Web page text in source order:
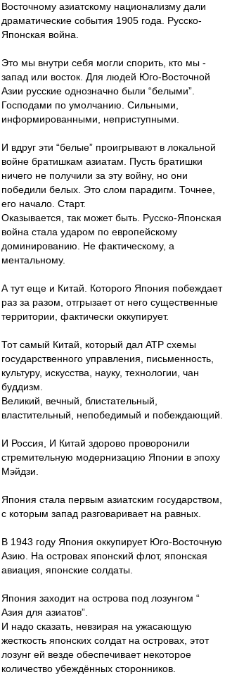
Восточному азиатскому национализму дали
драматические события 1905 года. Русско-
Японская война.
Это мы внутри себя могли спорить, кто мы -
запад или восток. Для людей Юго-Восточной
Азии русские однозначно были “белыми”.
Господами по умолчанию. Сильными,
информированными, неприступными.
И вдруг эти “белые” проигрывают в локальной
войне братишкам азиатам. Пусть братишки
ничего не получили за эту войну, но они
победили белых. Это слом парадигм. Точнее,
его начало. Старт.
Оказывается, так может быть. Русско-Японская
война стала ударом по европейскому
доминированию. Не фактическому, а
ментальному.
А тут еще и Китай. Которого Япония побеждает
раз за разом, отгрызает от него существенные
территории, фактически оккупирует.
Тот самый Китай, который дал АТР схемы
государственного управления, письменность,
культуру, искусства, науку, технологии, чан
буддизм.
Великий, вечный, блистательный,
властительный, непобедимый и побеждающий.
И Россия, И Китай здорово проворонили
стремительную модернизацию Японии в эпоху
Мэйдзи.
Япония стала первым азиатским государством,
с которым запад разговаривает на равных.
В 1943 году Япония оккупирует Юго-Восточную
Азию. На островах японский флот, японская
авиация, японские солдаты.
Япония заходит на острова под лозунгом “
Азия для азиатов”.
И надо сказать, невзирая на ужасающую
жесткость японских солдат на островах, этот
лозунг ей везде обеспечивает некоторое
количество убеждённых сторонников.